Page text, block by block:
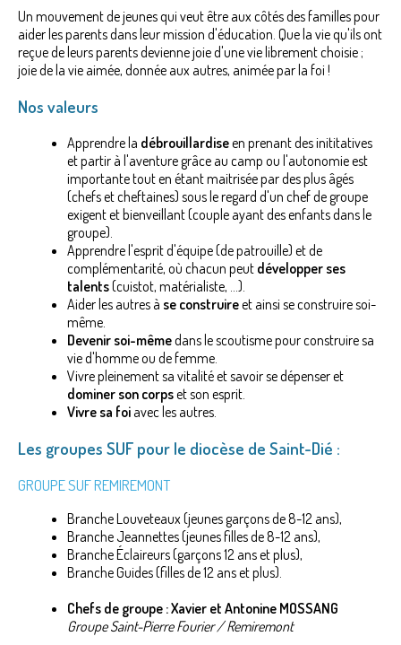
Un mouvement de jeunes qui veut être aux côtés des familles pour
aider les parents dans leur mission d'éducation. Que la vie qu'ils ont
reçue de leurs parents devienne joie d'une vie librement choisie ;
joie de la vie aimée, donnée aux autres, animée par la foi !
Nos valeurs
Apprendre la débrouillardiseen prenant des inititatives
et partir à l'aventure grâce au camp ou l'autonomie est
importante tout en étant maitrisée par des plus âgés
(chefs et cheftaines) sous le regard d'un chef de groupe
exigent et bienveillant (couple ayant des enfants dans le
groupe).
Apprendre l'esprit d'équipe (de patrouille) et de
complémentarité, où chacun peut développer ses
talents(cuistot, matérialiste, ...).
Aider les autres à se construireet ainsi se construire soi-
même.
Devenir soi-mêmedans le scoutisme pour construire sa
vie d'homme ou de femme.
Vivre pleinement sa vitalité et savoir se dépenser et
dominer son corpset son esprit.
Vivre sa foi avec les autres.
Les groupes SUF pour le diocèse de Saint-Dié :
GROUPE SUF REMIREMONT
Branche Louveteaux (jeunes garçons de 8-12 ans),
Branche Jeannettes (jeunes filles de 8-12 ans),
Branche Éclaireurs (garçons 12 ans et plus),
Branche Guides (filles de 12 ans et plus).
Chefs de groupe : Xavier et Antonine MOSSANG
Groupe Saint-Pierre Fourier / Remiremont